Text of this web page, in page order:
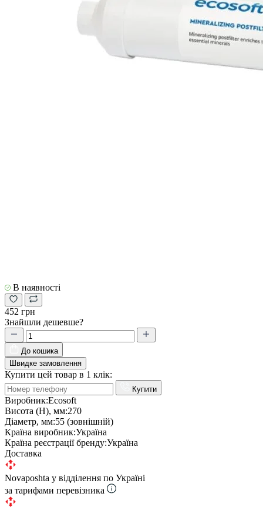
В наявності
452 грн
Знайшли дешевше?
До кошика
Швидке замовлення
Купити цей товар в 1 клік:
Купити
Виробник:Ecosoft
Висота (Н), мм:270
Діаметр, мм:55 (зовнішній)
Країна виробник:Україна
Країна реєстрації бренду:Україна
Доставка
Novaposhta у відділення по Україні
за тарифами перевізника